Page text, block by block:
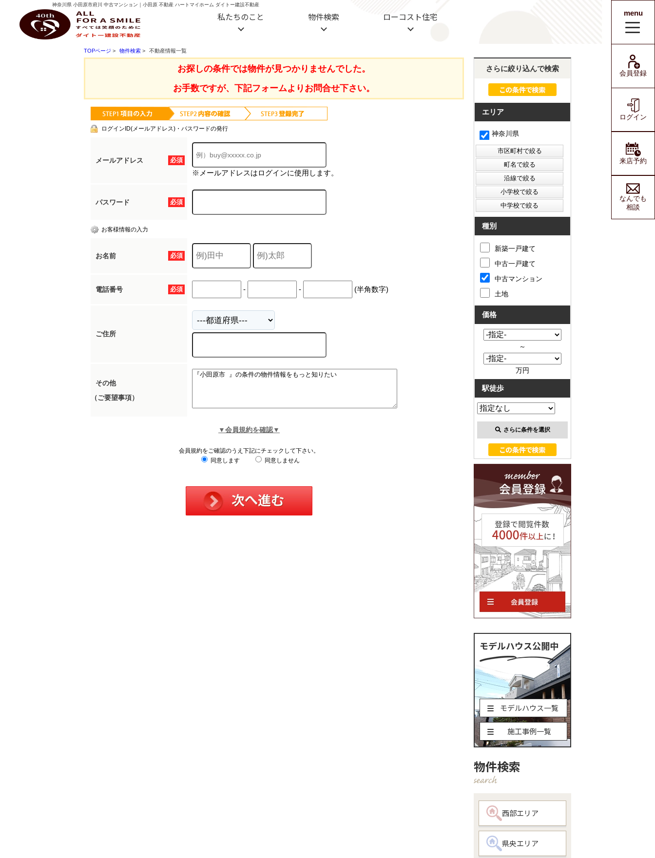
神奈川県 小田原市府川 中古マンション｜小田原 不動産 ハートマイホーム ダイトー建設不動産
私たちのこと 物件検索 ローコスト住宅
ダイトー建設不動産
menu
会員登録
ログイン
来店予約
なんでも
相談
TOPページ > 物件検索 > 不動産情報一覧
お探しの条件では物件が見つかりませんでした。
お手数ですが、下記フォームよりお問合せ下さい。
ログインID(メールアドレス)・パスワードの発行
必須
メールアドレス
※メールアドレスはログインに使用します。
必須
パスワード
お客様情報の入力
必須
お名前
必須
電話番号 - - (半角数字)
ご住所
その他
（ご要望事項）
▼会員規約を確認▼
会員規約をご確認のうえ下記にチェックして下さい。
同意します
同意しません
さらに絞り込んで検索
エリア
神奈川県
種別
新築一戸建て
中古一戸建て
中古マンション
土地
価格
～
万円
駅徒歩
さらに条件を選択
モデルハウス公開中
モデルハウス一覧
施工事例一覧
物件検索
西部エリア
県央エリア